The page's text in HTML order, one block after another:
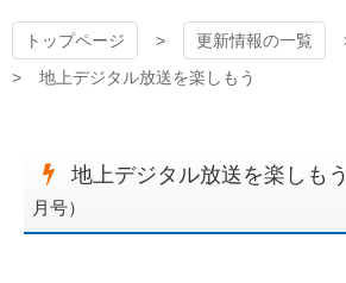
トップページ 更新情報の一覧
地上デジタル放送を楽しもう
地上デジタル放送を楽しもう
月号）